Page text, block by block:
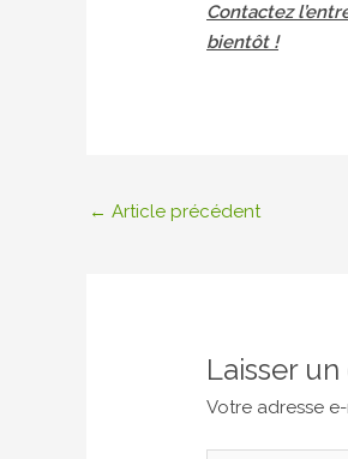
Contactez
bientôt !
← Article précédent
Laisser
Votre adresse